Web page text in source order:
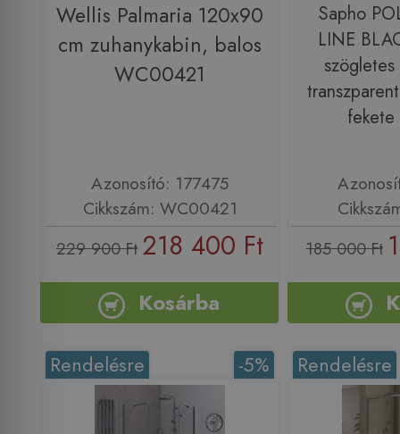
Wellis Palmaria 120x90
cm zuhanykabin, balos
WC00421
Azonosító: 177475
Cikkszám: WC00421
229 900 Ft 218 400 Ft
Kosárba
Sapho
LINE
fekete
185 000 Ft
-5%
Rendelésre Rendelésre